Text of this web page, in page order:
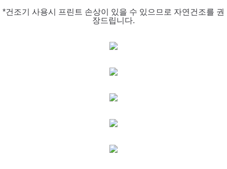
*건조기 사용시 프린트 손상이 있을 수 있으므로 자연건조를 권
장드립니다.